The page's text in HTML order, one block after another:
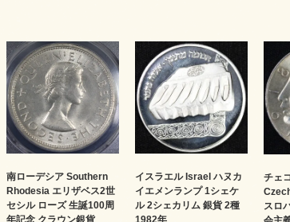
南ローデシア Southern
Rhodesia エリザベス2世
セシル ローズ 生誕100周
年記念 クラウン銀貨
イスラエル Israel ハヌカ
イエメンランプ 1シェケ
ル 2シェカリム 銀貨 2種
1982年
チェ
スロ